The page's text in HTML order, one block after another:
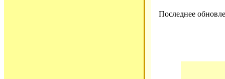
Последнее